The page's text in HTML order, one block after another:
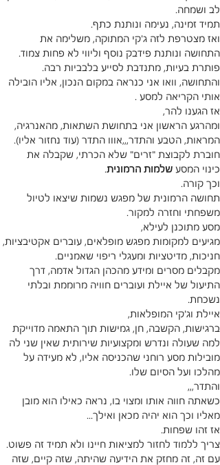
לב ושמחה.
תמיד זמינה, נעימה ונותנת כתף.
ואז מצטרפת לזה ג'קי המתוקה, משלימה את
התחושה ונותנת פידבק נוסף וליווי לא פחות צמוד.
פותרת בעיות, מתנדבת לסייע בלבביות רבה.
והתחושה, וואו אני כנראה במקום הנכון, אליו הובילה
אותי הקריאה למסע .
אז הגענו להר,
ומהרגע הראשון אני בתחושת השתאות, מהאנרגיה,
המראות, הטבע והתדר,,,אווו התדר (עוד נחזור אליו).
חוברת לקבוצת "זרים" שלא הכרתי, שקבלה את
כינוי המסע שלמות הרמונית.
וכך קורה.
תחושה הרמונית של מפגש נשמות שיצאו לטיול
משפחתי וחזרה למקור.
מסע מתוכנן לעילא,
מגיעים למקומות מפגש מופלאים, עוברים אקטיבציות,
חניכות, מדיטציות ומעגלי ריפוי שאמניים.
מקבלים מסרים ומידע מהכהן הגדול אדמה, דרך
התיעול של איילת ועוברים חוויה מרוממת ובלתי
נשכחת.
איילת וג'קי המופלאות,
ברגישות, הקשבה, חן, גמישות תוך התאמה מדוייקת
למה שעולה ונדרש ומקצועיות שירותית שאין שני לה
מובילות מסע רוחני שהכניסה אליו, לא מעידה על
מהלכו ועל הסיום שלו.
והתדר,,,
כשאתה חווה אותו ומצוי בו, נראה כאילו הוא מובן
מאליו וכך הוא יהיה מכאן ואילך...
אז זהו שפחות.
צריך ללמוד לחזור למציאות חיינו ולא תמיד זה פשוט.
עם זה, זה מחזק את הידיעה שהיתה, שזה קיים, שזה